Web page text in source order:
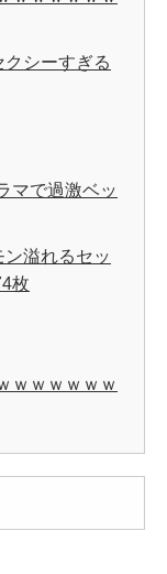
シーすぎる
マで過激ベッ
溢れるセッ
枚
ｗｗｗｗｗｗ